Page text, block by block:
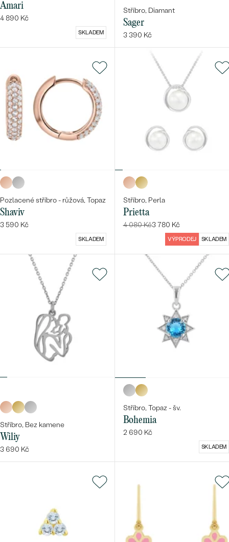
Amari
4 890 Kč
SKLADEM
Stříbro, Diamant
Sager
3 390 Kč
Pozlacené stříbro - růžová, Topaz
Shaviv
3 590 Kč
SKLADEM
Stříbro, Perla
Prietta
4 080 Kč3 780 Kč
VÝPRODEJ SKLADEM
Stříbro, Bez kamene
Wiliy
3 690 Kč
Stříbro, Topaz - šv.
Bohemia
2 690 Kč
SKLADEM